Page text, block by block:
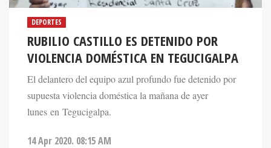
DEPORTES
RUBILIO CASTILLO ES DETENIDO POR
VIOLENCIA DOMÉSTICA EN TEGUCIGALPA
El delantero del equipo azul profundo fue detenido por
supuesta violencia doméstica la mañana de ayer
lunes en Tegucigalpa.
14 Apr 2020. 08:15 AM